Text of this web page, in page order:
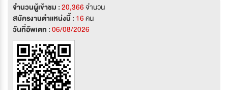
จำนวนผู้เข้าชม :20,366จำนวน
สมัครงานตำแหน่งนี้ : 16คน
วันที่อัพเดท :06/08/2026